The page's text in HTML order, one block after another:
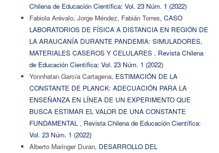
Chilena de Educación Científica: Vol. 23 Núm. 1 (2022)
Fabiola Arévalo, Jorge Méndez, Fabián Torres, CASO
LABORATORIOS DE FÍSICA A DISTANCIA EN REGIÓN DE
LA ARAUCANÍA DURANTE PANDEMIA: SIMULADORES,
MATERIALES CASEROS Y CELULARES , Revista Chilena
de Educación Científica: Vol. 23 Núm. 1 (2022)
Yonnhatan García Cartagena, ESTIMACIÓN DE LA
CONSTANTE DE PLANCK: ADECUACIÓN PARA LA
ENSEÑANZA EN LÍNEA DE UN EXPERIMENTO QUE
BUSCA ESTIMAR EL VALOR DE UNA CONSTANTE
FUNDAMENTAL , Revista Chilena de Educación Científica:
Vol. 23 Núm. 1 (2022)
Alberto Maringer Duran, DESARROLLO DEL